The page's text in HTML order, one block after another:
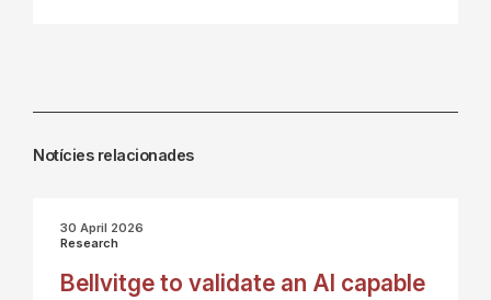
Notícies relacionades
30 April 2026
Research
Bellvitge to validate an AI capable